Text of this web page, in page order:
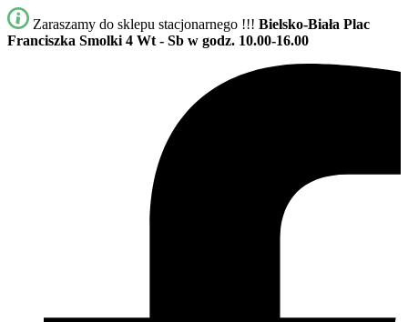
Zaraszamy do sklepu stacjonarnego !!! Bielsko-Biała Plac
Franciszka Smolki 4 Wt - Sb w godz. 10.00-16.00